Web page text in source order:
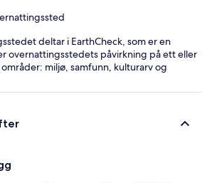
deltar i EarthCheck, som er en
overnattingsstedets påvirkning på ett eller
miljø, samfunn, kulturarv og